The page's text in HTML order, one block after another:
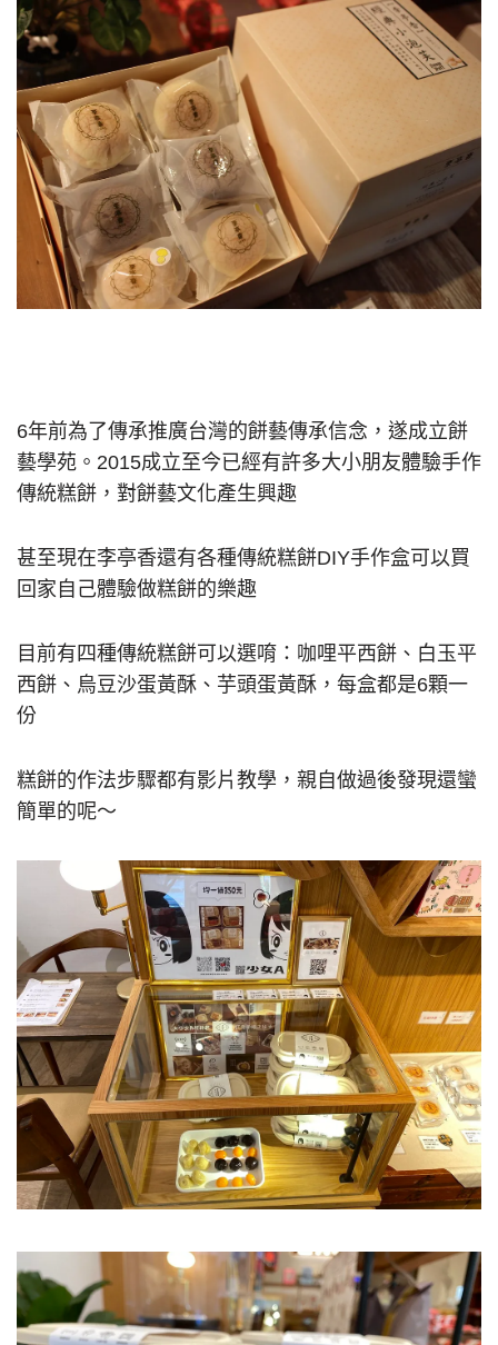
6年前為了傳承推廣台灣的餅藝傳承信念，遂成立餅
藝學苑。2015成立至今已經有許多大小朋友體驗手作
傳統糕餅，對餅藝文化產生興趣
甚至現在李亭香還有各種傳統糕餅DIY手作盒可以買
回家自己體驗做糕餅的樂趣
目前有四種傳統糕餅可以選唷：咖哩平西餅、白玉平
西餅、烏豆沙蛋黃酥、芋頭蛋黃酥，每盒都是6顆一
份
糕餅的作法步驟都有影片教學，親自做過後發現還蠻
簡單的呢～